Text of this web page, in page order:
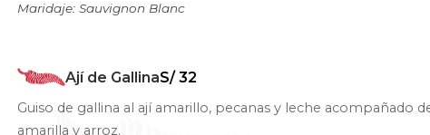
Maridaje: Sauvignon Blanc
Ají de GallinaS/ 32
Guiso de gallina al ají amarillo, pecanas y leche acompañado
amarilla y arroz.